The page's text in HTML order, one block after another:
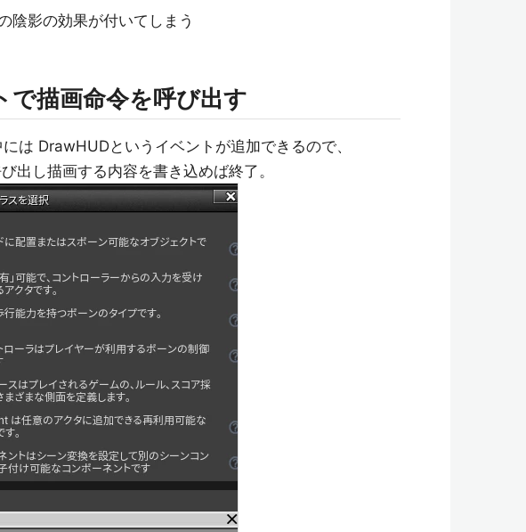
陰影の効果が付いてしまう
描画命令を呼び出す
は DrawHUDというイベントが追加できるので、
出し描画する内容を書き込めば終了。